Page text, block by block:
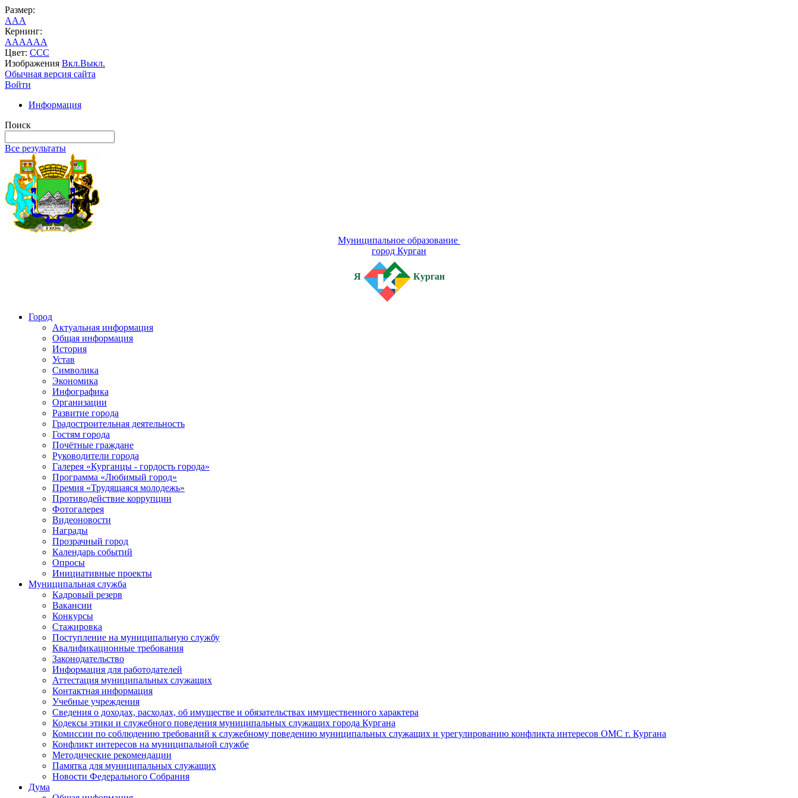
Размер:
AAA
Кернинг:
AAAAAA
Цвет: CCC
Изображения Вкл.Выкл.
Обычная версия сайта
Войти
Информация
Поиск
Все результаты
Муниципальное образование
город Курган
Я Курган
Город
Актуальная информация
Общая информация
История
Устав
Символика
Экономика
Инфографика
Организации
Развитие города
Градостроительная деятельность
Гостям города
Почётные граждане
Руководители города
Галерея «Курганцы - гордость города»
Программа «Любимый город»
Премия «Трудящаяся молодежь»
Противодействие коррупции
Фотогалерея
Видеоновости
Награды
Прозрачный город
Календарь событий
Опросы
Инициативные проекты
Муниципальная служба
Кадровый резерв
Вакансии
Конкурсы
Стажировка
Поступление на муниципальную службу
Квалификационные требования
Законодательство
Информация для работодателей
Аттестация муниципальных служащих
Контактная информация
Учебные учреждения
Сведения о доходах, расходах, об имуществе и обязательствах имущественного характера
Кодексы этики и служебного поведения муниципальных служащих города Кургана
Комиссии по соблюдению требований к служебному поведению муниципальных служащих и урегулированию конфликта интересов ОМС г. Кургана
Конфликт интересов на муниципальной службе
Методические рекомендации
Памятка для муниципальных служащих
Новости Федерального Cобрания
Дума